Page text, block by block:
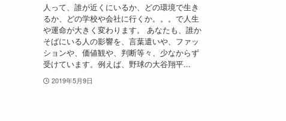
人って、誰が近くにいるか、どの環境で生き
るか、どの学校や会社に行くか。。。で人生
や運命が大きく変わります。 あなたも、誰か
そばにいる人の影響を、言葉遣いや、ファッ
ションや、価値観や、判断等々、少なからず
受けています。例えば、野球の大谷翔平...
2019年5月9日